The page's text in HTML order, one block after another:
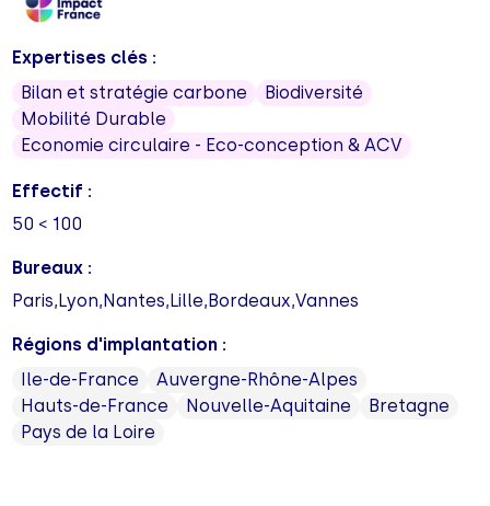
Expertises clés :
Bilan et stratégie carbone
Biodiversité
Mobilité Durable
Economie circulaire - Eco-conception & ACV
Effectif :
50 < 100
Bureaux :
Paris,Lyon,Nantes,Lille,Bordeaux,Vannes
Régions d'implantation :
Ile-de-France
Auvergne-Rhône-Alpes
Hauts-de-France
Nouvelle-Aquitaine
Bretagne
Pays de la Loire